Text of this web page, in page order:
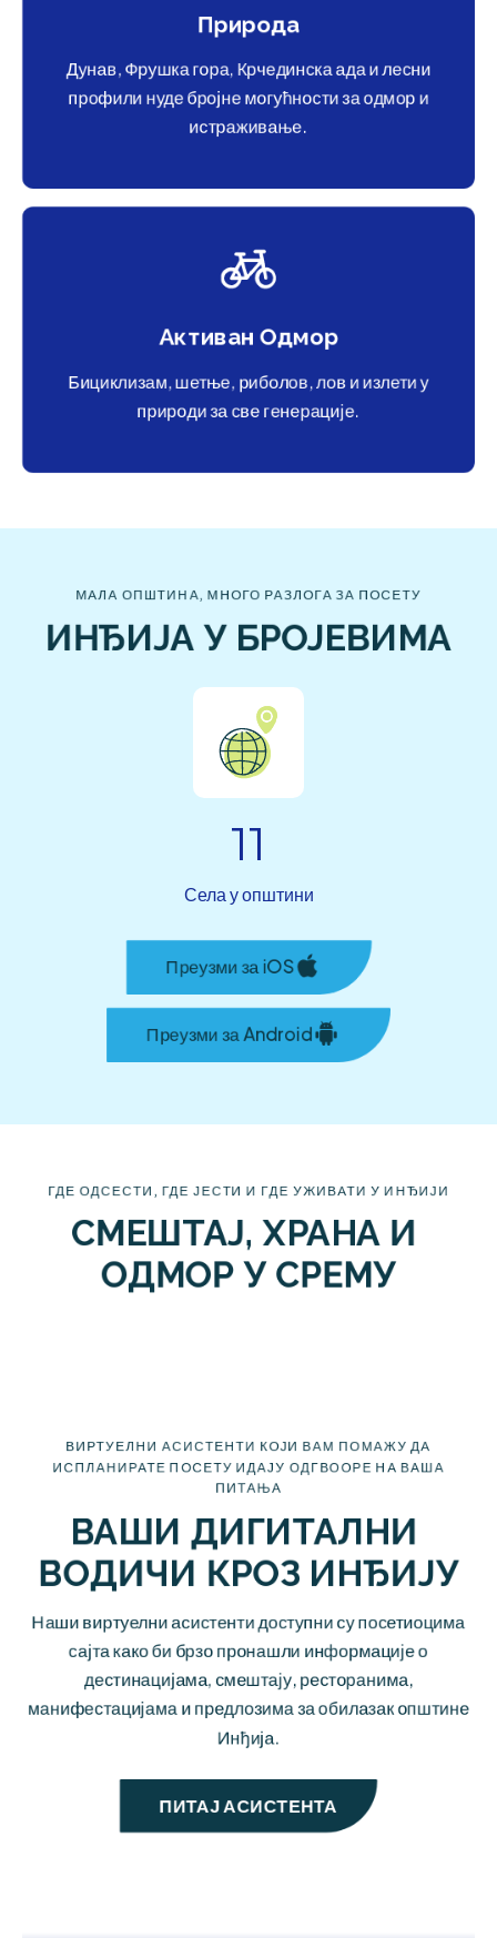
Природа
Дунав, Фрушка гора, Крчединска ада и лесни
профили нуде бројне могућности за одмор и
истраживање.
Активан Одмор
Бициклизам, шетње, риболов, лов и излети у
природи за све генерације.
МАЛА ОПШТИНА, МНОГО РАЗЛОГА ЗА ПОСЕТУ
ИНЂИЈА У БРОЈЕВИМА
11
Села у општини
Преузми за iOS
Преузми за Android
ГДЕ ОДСЕСТИ, ГДЕ ЈЕСТИ И ГДЕ УЖИВАТИ У ИНЂИЈИ
СМЕШТАЈ, ХРАНА И
ОДМОР У СРЕМУ
ВИРТУЕЛНИ АСИСТЕНТИ КОЈИ ВАМ ПОМАЖУ ДА
ИСПЛАНИРАТЕ ПОСЕТУ ИДАЈУ ОДГВООРЕ НА ВАША
ПИТАЊА
ВАШИ ДИГИТАЛНИ
ВОДИЧИ КРОЗ ИНЂИЈУ
Наши виртуелни асистенти доступни су посетиоцима
сајта како би брзо пронашли информације о
дестинацијама, смештају, ресторанима,
манифестацијама и предлозима за обилазак општине
Инђија.
ПИТАЈ АСИСТЕНТА